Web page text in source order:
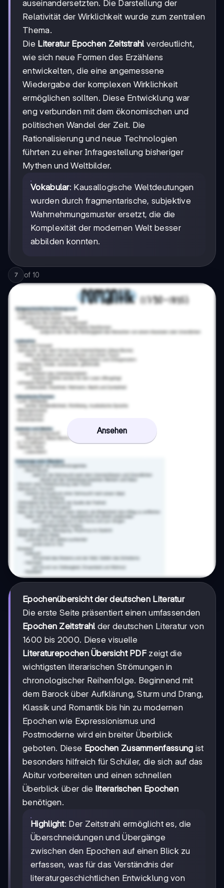
auseinandersetzten. Die Darstellung der
Relativität der Wirklichkeit wurde zum zentralen
Thema.
Die Literatur Epochen Zeitstrahl verdeutlicht,
wie sich neue Formen des Erzählens
entwickelten, die eine angemessene
Wiedergabe der komplexen Wirklichkeit
ermöglichen sollten. Diese Entwicklung war
eng verbunden mit dem ökonomischen und
politischen Wandel der Zeit. Die
Rationalisierung und neue Technologien
führten zu einer Infragestellung bisheriger
Mythen und Weltbilder.
Vokabular: Kausallogische Weltdeutungen
wurden durch fragmentarische, subjektive
Wahrnehmungsmuster ersetzt, die die
Komplexität der modernen Welt besser
abbilden konnten.
7 of 10
Ansehen
Epochenübersicht der deutschen Literatur
Die erste Seite präsentiert einen umfassenden
Epochen Zeitstrahl der deutschen Literatur von
1600 bis 2000. Diese visuelle
Literaturepochen Übersicht PDF zeigt die
wichtigsten literarischen Strömungen in
chronologischer Reihenfolge. Beginnend mit
dem Barock über Aufklärung, Sturm und Drang,
Klassik und Romantik bis hin zu modernen
Epochen wie Expressionismus und
Postmoderne wird ein breiter Überblick
geboten. Diese Epochen Zusammenfassung ist
besonders hilfreich für Schüler, die sich auf das
Abitur vorbereiten und einen schnellen
Überblick über die literarischen Epochen
benötigen.
Highlight: Der Zeitstrahl ermöglicht es, die
Überschneidungen und Übergänge
zwischen den Epochen auf einen Blick zu
erfassen, was für das Verständnis der
literaturgeschichtlichen Entwicklung von